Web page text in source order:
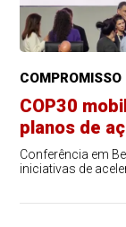
COMPROMISSO
COP30
planos de
Conferência em
iniciativas de